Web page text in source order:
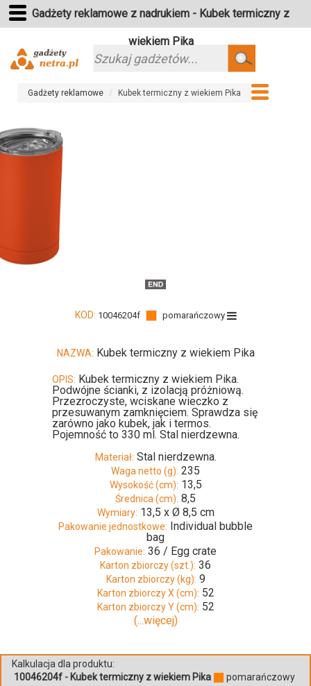
Gadżety reklamowe z nadrukiem - Kubek termiczny z
wiekiem Pika
Szukaj
Gadżety reklamowe Kubek termiczny z wiekiem Pika
KOD: 10046204f pomarańczowy
NAZWA: Kubek termiczny z wiekiem Pika
OPIS: Kubek termiczny z wiekiem Pika.
Podwójne ścianki, z izolacją próżniową.
Przezroczyste, wciskane wieczko z
przesuwanym zamknięciem. Sprawdza się
zarówno jako kubek, jak i termos.
Pojemność to 330 ml. Stal nierdzewna.
Materiał: Stal nierdzewna.
Waga netto (g): 235
Wysokość (cm): 13,5
Średnica (cm): 8,5
Wymiary: 13,5 x Ø 8,5 cm
Pakowanie jednostkowe:
bag
Pakowanie: 36 / Egg crate
Karton zbiorczy (szt.): 36
Karton zbiorczy (kg): 9
Karton zbiorczy X (cm): 52
Karton zbiorczy Y (cm): 52
(...więcej)
Kalkulacja dla produktu:
10046204f - Kubek termiczny z wiekiem Pika
pomarańczowy